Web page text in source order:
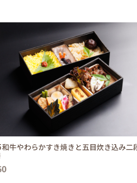
和牛やわらかすき焼きと五目炊き込み二